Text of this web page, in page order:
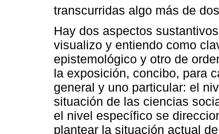
transcurridas algo más de
Hay dos aspectos
visualizo y entiendo como
epistemológico y otro de
la exposición, concibo, para
general y uno particular: el
situación de las ciencias
el nivel específico se
plantear la situación actual